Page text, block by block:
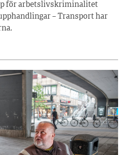
för arbetslivskriminalitet
– Transport har